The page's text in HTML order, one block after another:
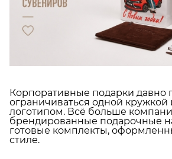
Корпоративные подарки давно
ограничиваться одной кружкой
логотипом. Всё больше
брендированные подарочные
готовые комплекты,
стиле.